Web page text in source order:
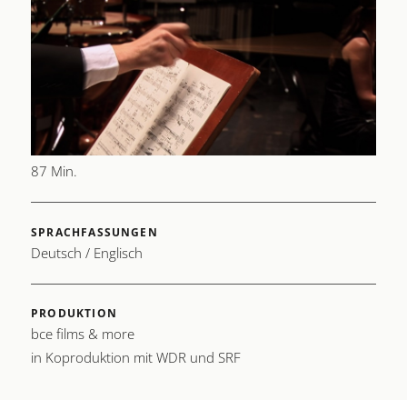
DER KOMPONIST HELMUT LACHENMANN
ERSTAUSSTRAHLUNG
LÄNGE
87 Min.
SPRACHFASSUNGEN
Deutsch / Englisch
PRODUKTION
bce films & more
in Koproduktion mit WDR und SRF